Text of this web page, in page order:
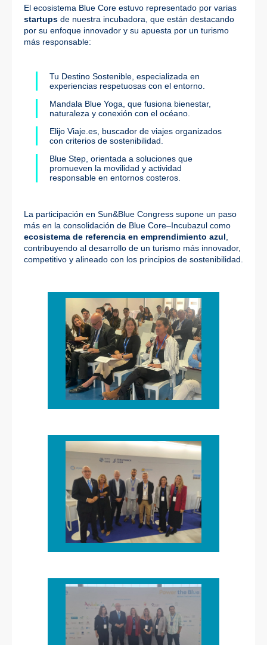
El ecosistema Blue Core estuvo representado por varias
startups de nuestra incubadora, que están destacando
por su enfoque innovador y su apuesta por un turismo
más responsable:
Tu Destino Sostenible, especializada en
experiencias respetuosas con el entorno.
Mandala Blue Yoga, que fusiona bienestar,
naturaleza y conexión con el océano.
Elijo Viaje.es, buscador de viajes organizados
con criterios de sostenibilidad.
Blue Step, orientada a soluciones que
promueven la movilidad y actividad
responsable en entornos costeros.
La participación en Sun&Blue Congress supone un paso
más en la consolidación de Blue Core–Incubazul como
ecosistema de referencia en emprendimiento azul,
contribuyendo al desarrollo de un turismo más innovador,
competitivo y alineado con los principios de sostenibilidad.